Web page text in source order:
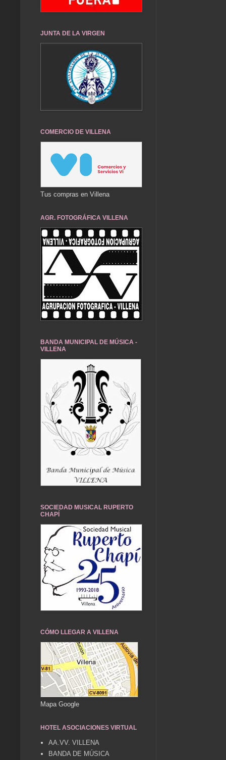
JUNTA DE LA VIRGEN
COMERCIO DE VILLENA
Tus compras en Villena
AGR. FOTOGRÁFICA VILLENA
BANDA MUNICIPAL DE MÚSICA -
VILLENA
SOCIEDAD MUSICAL RUPERTO
CHAPÍ
CÓMO LLEGAR A VILLENA
Mapa Google
HOTEL ASOCIACIONES VIRTUAL
AA.VV. VILLENA
BANDA DE MÚSICA